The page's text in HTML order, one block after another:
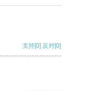
支持[0] 反对[0]